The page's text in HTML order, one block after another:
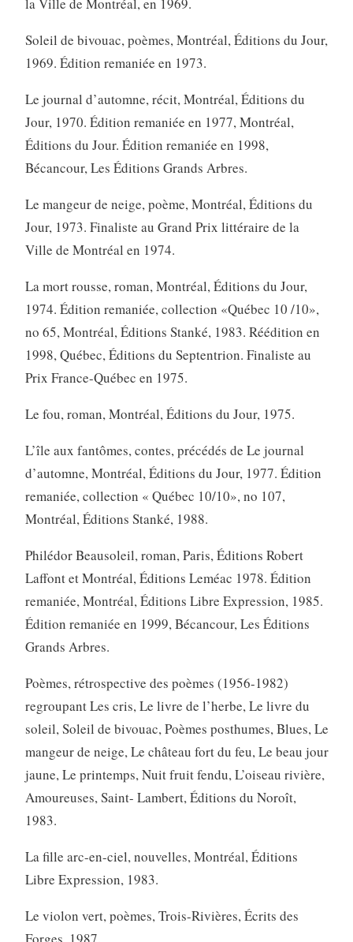
Soleil de bivouac, poèmes, Montréal, Éditions du Jour,
1969. Édition remaniée en 1973.
Le journal d’automne, récit, Montréal, Éditions du
Jour, 1970. Édition remaniée en 1977, Montréal,
Éditions du Jour. Édition remaniée en 1998,
Bécancour, Les Éditions Grands Arbres.
Le mangeur de neige, poème, Montréal, Éditions du
Jour, 1973. Finaliste au Grand Prix littéraire de la
Ville de Montréal en 1974.
La mort rousse, roman, Montréal, Éditions du Jour,
1974. Édition remaniée, collection «Québec 10 /10»,
no 65, Montréal, Éditions Stanké, 1983. Réédition en
1998, Québec, Éditions du Septentrion. Finaliste au
Prix France-Québec en 1975.
Le fou, roman, Montréal, Éditions du Jour, 1975.
L’île aux fantômes, contes, précédés de Le journal
d’automne, Montréal, Éditions du Jour, 1977. Édition
remaniée, collection « Québec 10/10», no 107,
Montréal, Éditions Stanké, 1988.
Philédor Beausoleil, roman, Paris, Éditions Robert
Laffont et Montréal, Éditions Leméac 1978. Édition
remaniée, Montréal, Éditions Libre Expression, 1985.
Édition remaniée en 1999, Bécancour, Les Éditions
Grands Arbres.
Poèmes, rétrospective des poèmes (1956-1982)
regroupant Les cris, Le livre de l’herbe, Le livre du
soleil, Soleil de bivouac, Poèmes posthumes, Blues, Le
mangeur de neige, Le château fort du feu, Le beau jour
jaune, Le printemps, Nuit fruit fendu, L’oiseau rivière,
Amoureuses, Saint- Lambert, Éditions du Noroît,
1983.
La fille arc-en-ciel, nouvelles, Montréal, Éditions
Libre Expression, 1983.
Le violon vert, poèmes, Trois-Rivières, Écrits des
Forges, 1987.